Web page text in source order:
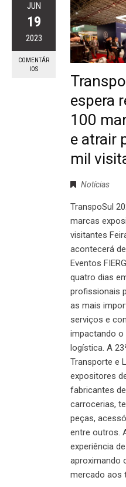
JUN
19
2023
COMENTÁR
IOS
espera
100
e atrair
mil
Notícias
TranspoSul
marcas
visitantes
acontecerá
Eventos
quatro dias
profissionais
as mais
serviços e
impactando
logística. A
Transporte e
expositores
fabricantes
carrocerias,
peças,
entre outros.
experiência
aproximando
mercado aos